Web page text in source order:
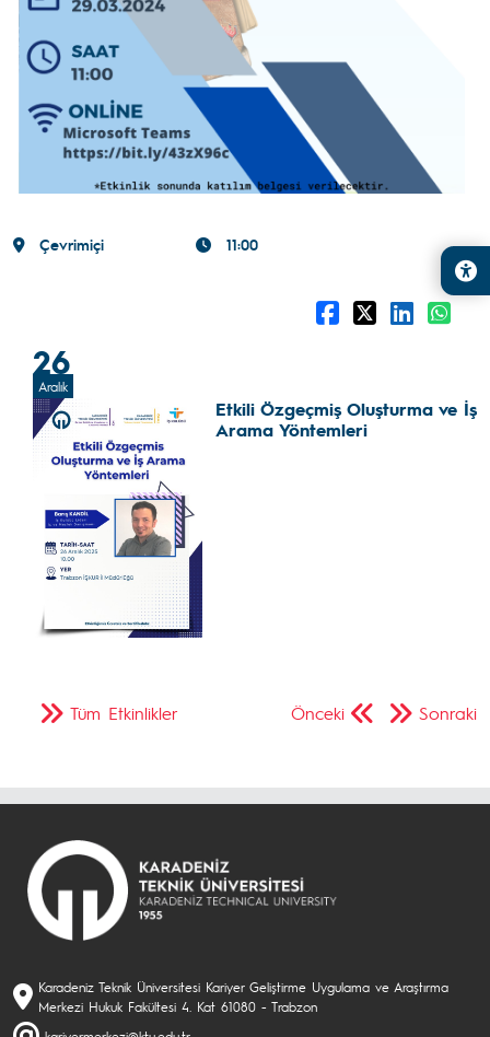
Çevrimiçi 11:00
26
Aralık
Etkili Özgeçmiş Oluşturma ve İş
Arama Yöntemleri
Önceki Sonraki
Tüm Etkinlikler
Karadeniz Teknik Üniversitesi Kariyer Geliştirme Uygulama ve Araştırma
Merkezi Hukuk Fakültesi 4. Kat 61080 - Trabzon